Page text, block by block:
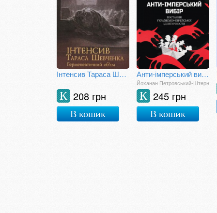
Інтенсив Тараса Шевченка. Герменевтичний об'єм
208 грн
К
В кошик
Анти-імперський вибір. Постання українсько-єврейської ідентичности
Йоханан Петровський-Штерн
245 грн
К
В кошик